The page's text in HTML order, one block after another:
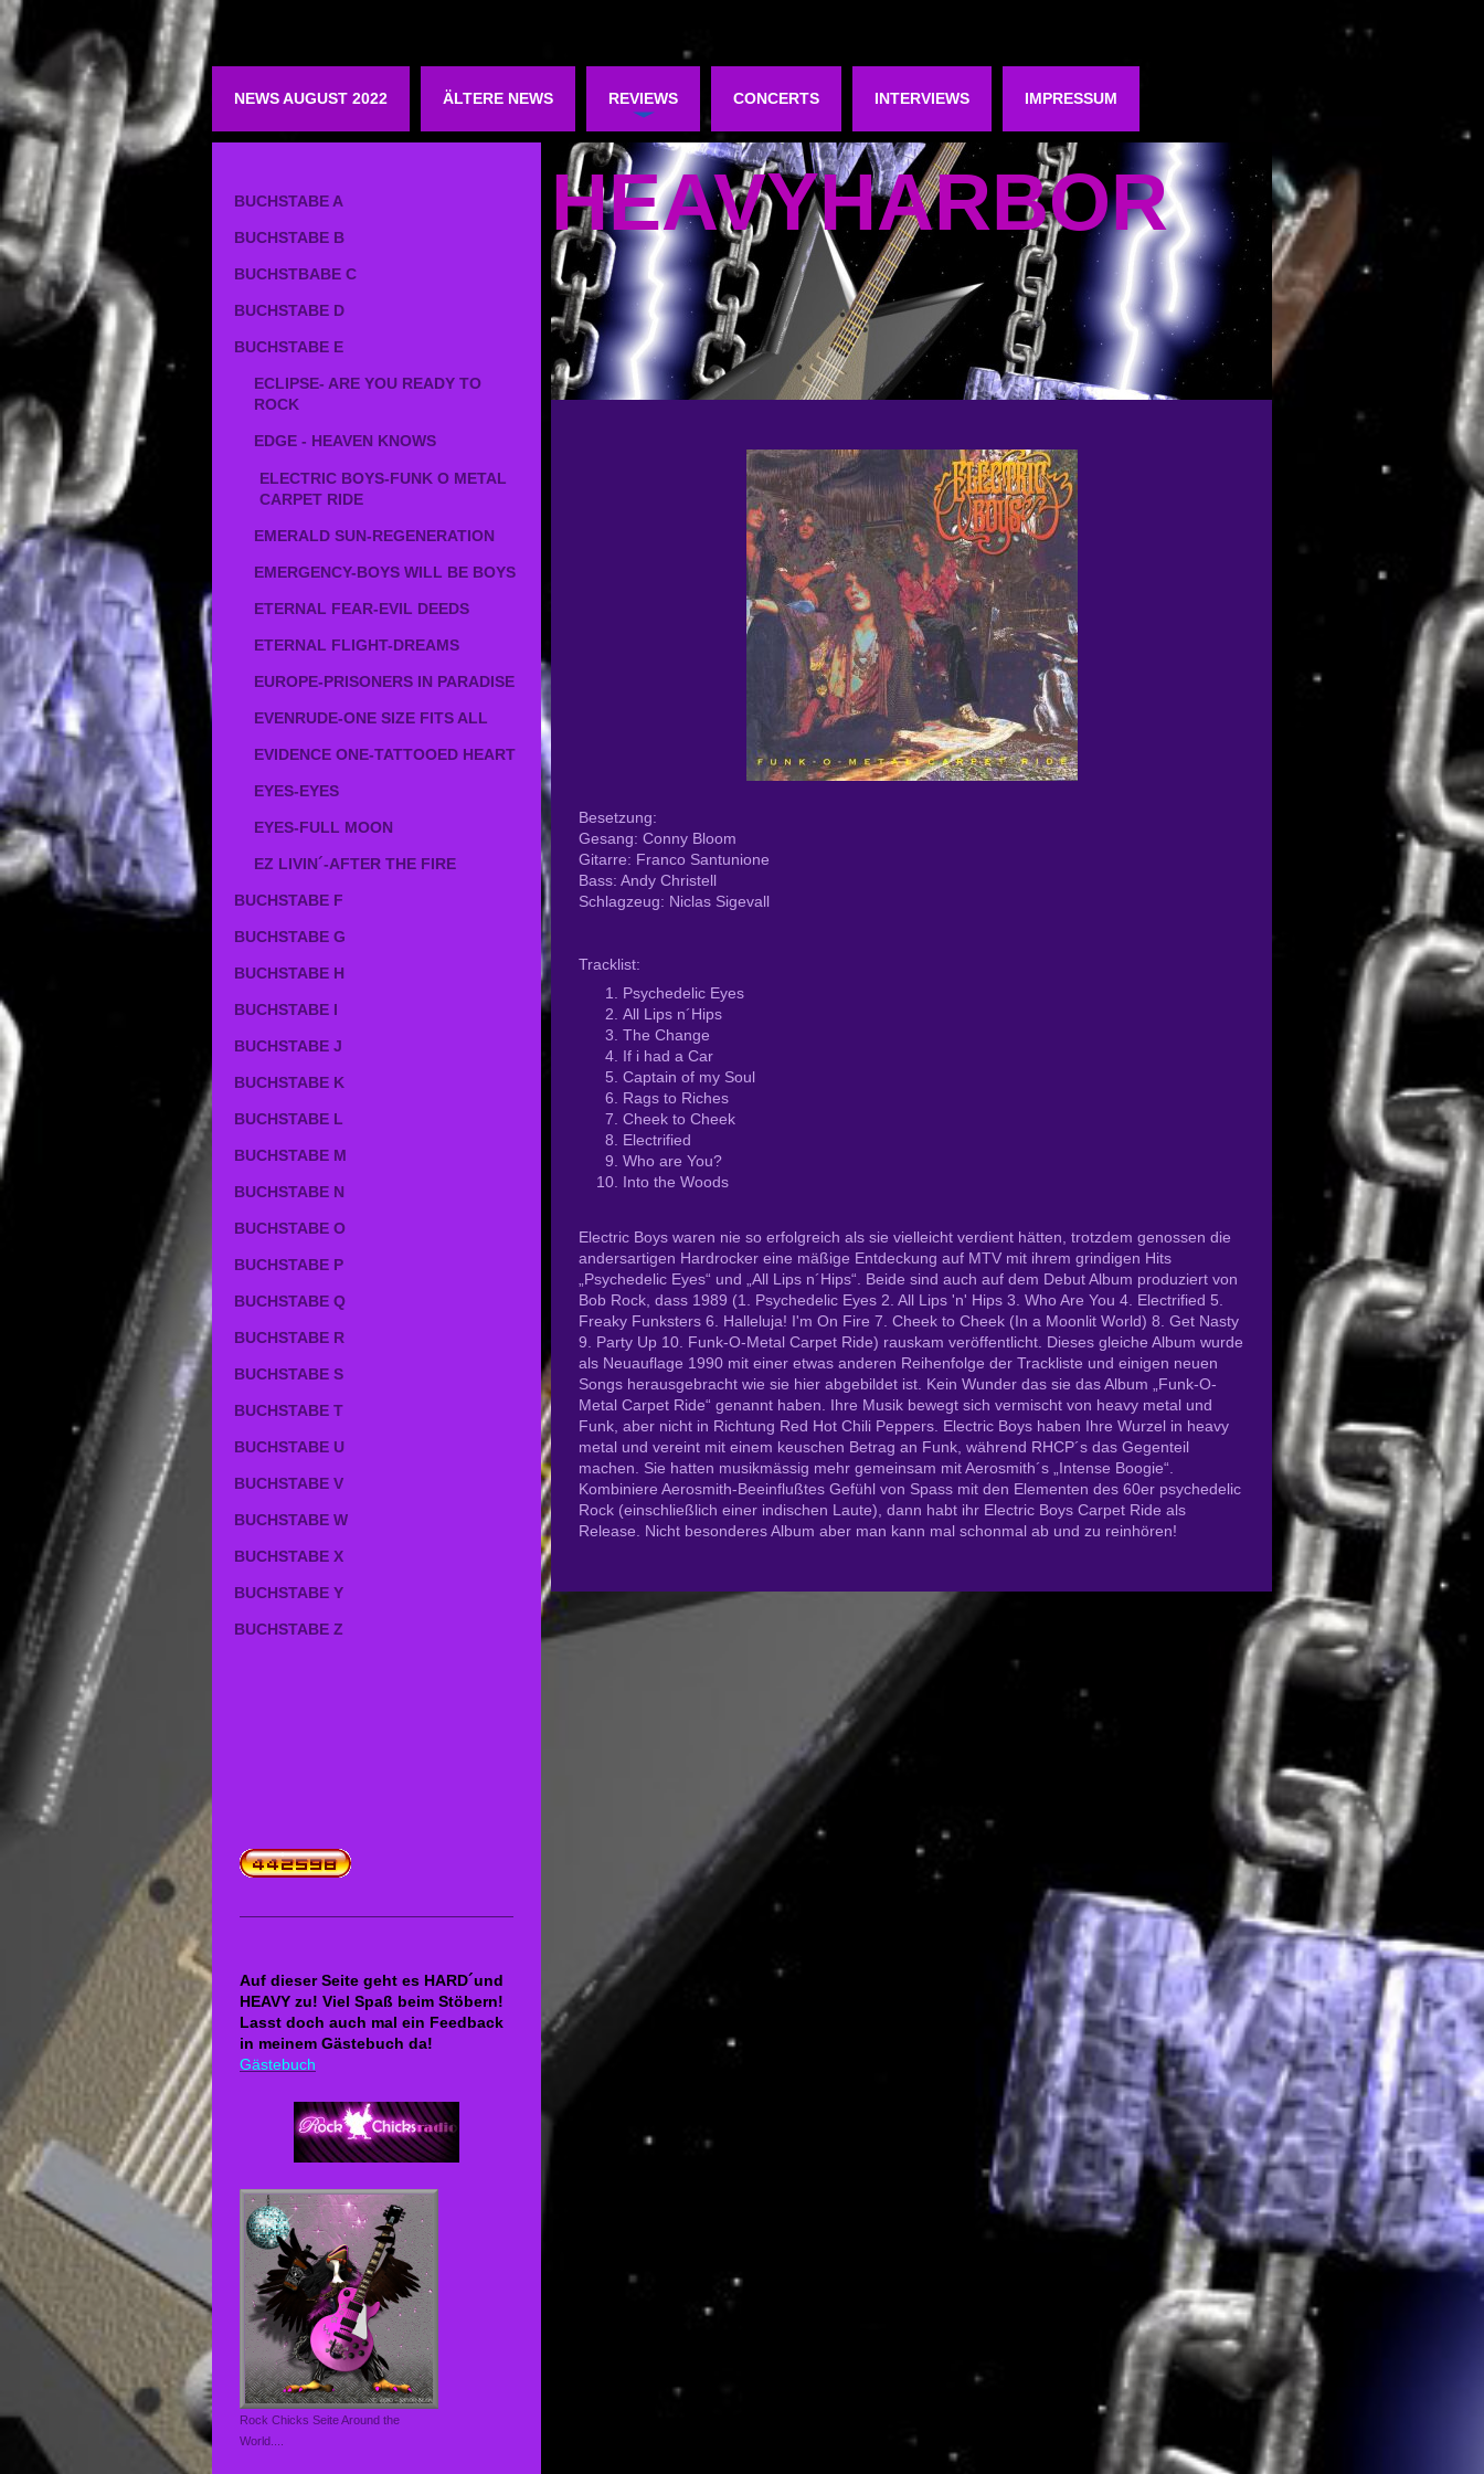
NEWS AUGUST 2022 ÄLTERE NEWS REVIEWS CONCERTS INTERVIEWS IMPRESSUM
HEAVYHARBOR
Besetzung:
Gesang: Conny Bloom
Gitarre: Franco Santunione
Bass: Andy Christell
Schlagzeug: Niclas Sigevall
Tracklist:
Psychedelic Eyes
All Lips n´Hips
The Change
If i had a Car
Captain of my Soul
Rags to Riches
Cheek to Cheek
Electrified
Who are You?
Into the Woods
Electric Boys waren nie so erfolgreich als sie vielleicht verdient hätten, trotzdem genossen die
andersartigen Hardrocker eine mäßige Entdeckung auf MTV mit ihrem grindigen Hits
„Psychedelic Eyes“ und „All Lips n´Hips“. Beide sind auch auf dem Debut Album produziert von
Bob Rock, dass 1989 (1. Psychedelic Eyes 2. All Lips 'n' Hips 3. Who Are You 4. Electrified 5.
Freaky Funksters 6. Halleluja! I'm On Fire 7. Cheek to Cheek (In a Moonlit World) 8. Get Nasty
9. Party Up 10. Funk-O-Metal Carpet Ride) rauskam veröffentlicht. Dieses gleiche Album wurde
als Neuauflage 1990 mit einer etwas anderen Reihenfolge der Trackliste und einigen neuen
Songs herausgebracht wie sie hier abgebildet ist. Kein Wunder das sie das Album „Funk-O-
Metal Carpet Ride“ genannt haben. Ihre Musik bewegt sich vermischt von heavy metal und
Funk, aber nicht in Richtung Red Hot Chili Peppers. Electric Boys haben Ihre Wurzel in heavy
metal und vereint mit einem keuschen Betrag an Funk, während RHCP´s das Gegenteil
machen. Sie hatten musikmässig mehr gemeinsam mit Aerosmith´s „Intense Boogie“.
Kombiniere Aerosmith-Beeinflußtes Gefühl von Spass mit den Elementen des 60er psychedelic
Rock (einschließlich einer indischen Laute), dann habt ihr Electric Boys Carpet Ride als
Release. Nicht besonderes Album aber man kann mal schonmal ab und zu reinhören!
BUCHSTABE A
BUCHSTABE B
BUCHSTBABE C
BUCHSTABE D
BUCHSTABE E
ECLIPSE- ARE YOU READY TO
ROCK
EDGE - HEAVEN KNOWS
ELECTRIC BOYS-FUNK O METAL
CARPET RIDE
EMERALD SUN-REGENERATION
EMERGENCY-BOYS WILL BE BOYS
ETERNAL FEAR-EVIL DEEDS
ETERNAL FLIGHT-DREAMS
EUROPE-PRISONERS IN PARADISE
EVENRUDE-ONE SIZE FITS ALL
EVIDENCE ONE-TATTOOED HEART
EYES-EYES
EYES-FULL MOON
EZ LIVIN´-AFTER THE FIRE
BUCHSTABE F
BUCHSTABE G
BUCHSTABE H
BUCHSTABE I
BUCHSTABE J
BUCHSTABE K
BUCHSTABE L
BUCHSTABE M
BUCHSTABE N
BUCHSTABE O
BUCHSTABE P
BUCHSTABE Q
BUCHSTABE R
BUCHSTABE S
BUCHSTABE T
BUCHSTABE U
BUCHSTABE V
BUCHSTABE W
BUCHSTABE X
BUCHSTABE Y
BUCHSTABE Z
Auf dieser Seite geht es HARD´und
HEAVY zu! Viel Spaß beim Stöbern!
Lasst doch auch mal ein Feedback
in meinem Gästebuch da!
Gästebuch
Rock Chicks Seite Around the
World....